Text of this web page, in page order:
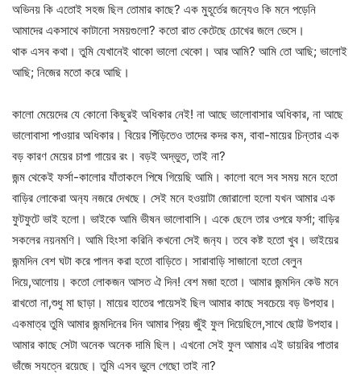
অভিনয় কি এতোই সহজ ছিল তোমার কাছে? এক মুহূর্তের জন‍্যেও কি মনে পড়েনি
আমাদের একসাথে কাটানো সময়গুলো? কতো রাত কেটেছে চোখের জলে ভেসে।
থাক এসব কথা। তুমি যেখানেই থাকো ভালো থেকো। আর আমি? আমি তো আছি; ভালোই
আছি; নিজের মতো করে আছি।
কালো মেয়েদের যে কোনো কিছুরই অধিকার নেই! না আছে ভালোবাসার অধিকার, না আছে
ভালোবাসা পাওয়ার অধিকার। বিয়ের পিঁড়িতেও তাদের কদর কম, বাবা-মায়ের চিন্তার এক
বড় কারণ মেয়ের চাপা গায়ের রং। বড়ই অদ্ভুত, তাই না?
জন্ম থেকেই ফর্সা-কালোর যাঁতাকলে পিষে গিয়েছি আমি। কালো বলে সব সময় মনে হতো
বাড়ির লোকেরা অন‍্য নজরে দেখছে। সেই মনে হওয়াটা জোরালো হলো যখন আমার এক
ফুটফুটে ভাই হলো। ভাইকে আমি ভীষন ভালোবাসি। একে ছেলে তার ওপরে ফর্সা; বাড়ির
সকলের নয়নমণি। আমি হিংসা করিনি কখনো সেই জন‍্য। তবে কষ্ট হতো খুব। ভাইয়ের
জন্মদিন বেশ ঘটা করে পালন করা হতো বাড়িতে। সারাবাড়ি সাজানো হতো বেলুন
দিয়ে,আলোয়। কতো লোকজন আসত ঐ দিন! বেশ মজা হতো। আমার জন্মদিন কেউ মনে
রাখতো না,শুধু মা ছাড়া। মায়ের হাতের পায়েসই ছিল আমার কাছে সবচেয়ে বড় উপহার।
একমাত্র তুমি আমার জন্মদিনের দিন আমার প্রিয় জুঁই ফুল দিয়েছিলে,সাথে ছোট্ট উপহার।
আমার কাছে সেটা অনেক অনেক দামি ছিল। এখনো সেই ফুল আমার এই ডায়রির পাতার
ভাঁজে সযত্নে রয়েছে। তুমি এসব ভুলে গেছো তাই না?